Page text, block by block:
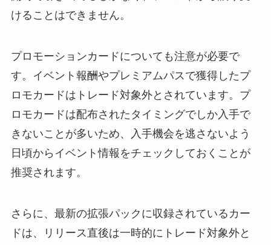
けることはできません。
プロモーションカードについても注意が必要で
す。イベント報酬やプレミアムパスで獲得したプ
ロモカードはトレード対象外とされています。プ
ロモカードは配布されたタイミングでしか入手で
きないことが多いため、入手機会を逃さないよう
日頃からイベント情報をチェックしておくことが
推奨されます。
さらに、最新の拡張パックに収録されているカー
ドは、リリース直後は一時的にトレード対象外と